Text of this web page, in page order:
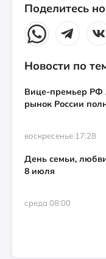
Поделитесь
Новости по
Вице-премьер РФ
рынок России
воскресенье 17:28
День семьи,
8 июля
среда 08:00